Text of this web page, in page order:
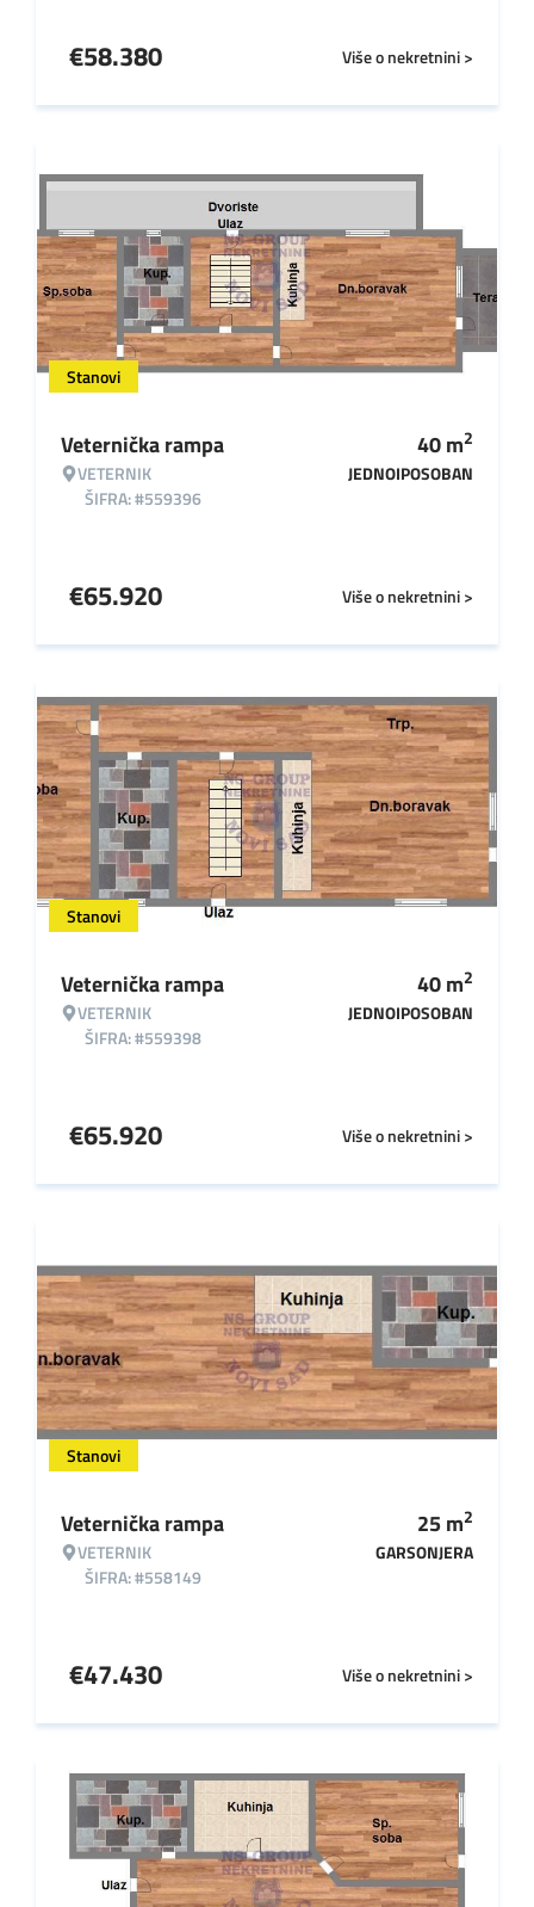
Više o nekretnini >
€58.380
Stanovi
Veternička rampa
VETERNIK
ŠIFRA: #559396
40m2
JEDNOIPOSOBAN
Više o nekretnini >
€65.920
Stanovi
Veternička rampa
VETERNIK
ŠIFRA: #559398
40m2
JEDNOIPOSOBAN
Više o nekretnini >
€65.920
Stanovi
Veternička rampa
VETERNIK
ŠIFRA: #558149
25m2
GARSONJERA
Više o nekretnini >
€47.430